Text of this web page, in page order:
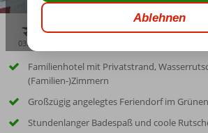
03:45
Familienhotel mit Privatstrand,
(Familien-)Zimmern
Großzügig angelegtes Feriendorf im
Stundenlanger Badespaß und coole